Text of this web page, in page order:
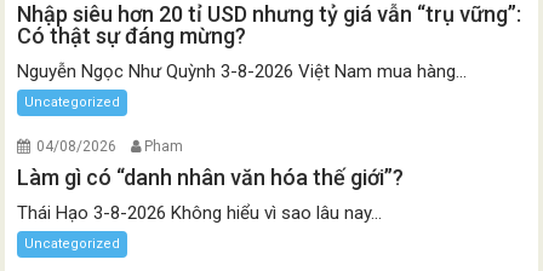
Nhập siêu hơn 20 tỉ USD nhưng tỷ giá vẫn “trụ vững”:
Có thật sự đáng mừng?
Nguyễn Ngọc Như Quỳnh 3-8-2026 Việt Nam mua hàng...
Uncategorized
04/08/2026 Pham
Làm gì có “danh nhân văn hóa thế giới”?
Thái Hạo 3-8-2026 Không hiểu vì sao lâu nay...
Uncategorized